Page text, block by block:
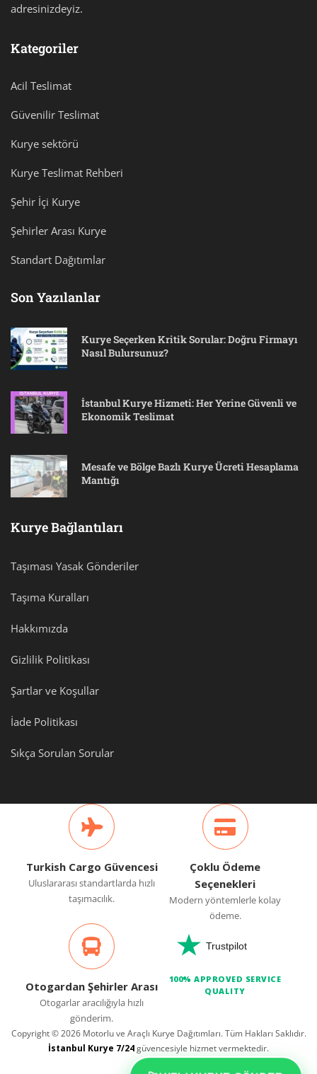
adresinizdeyiz.
Kategoriler
Acil Teslimat
Güvenilir Teslimat
Kurye sektörü
Kurye Teslimat Rehberi
Şehir İçi Kurye
Şehirler Arası Kurye
Standart Dağıtımlar
Son Yazılanlar
Kurye Seçerken Kritik Sorular: Doğru Firmayı
Nasıl Bulursunuz?
İstanbul Kurye Hizmeti: Her Yerine Güvenli ve
Ekonomik Teslimat
Mesafe ve Bölge Bazlı Kurye Ücreti Hesaplama
Mantığı
Kurye Bağlantıları
Taşıması Yasak Gönderiler
Taşıma Kuralları
Hakkımızda
Gizlilik Politikası
Şartlar ve Koşullar
İade Politikası
Sıkça Sorulan Sorular
Turkish Cargo Güvencesi
Uluslararası standartlarda hızlı
taşımacılık.
Çoklu Ödeme
Seçenekleri
Modern yöntemlerle kolay
ödeme.
Otogardan Şehirler Arası
Otogarlar aracılığıyla hızlı
gönderim.
Trustpilot
100% APPROVED SERVICE
QUALITY
Copyright © 2026 Motorlu ve Araçlı Kurye Dağıtımları. Tüm Hakları Saklıdır.
İstanbul Kurye 7/24güvencesiyle hizmet vermektedir.